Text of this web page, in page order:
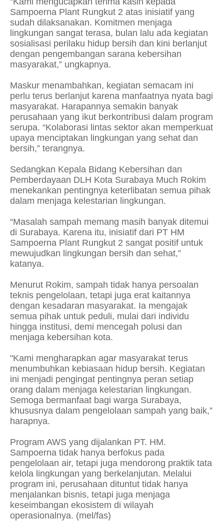
Sampoerna Plant Rungkut 2 atas inisiatif yang
sudah dilaksanakan. Komitmen menjaga
lingkungan sangat terasa, bulan lalu ada kegiatan
sosialisasi perilaku hidup bersih dan kini berlanjut
dengan pengembangan sarana kebersihan
masyarakat,” ungkapnya.
Maskur menambahkan, kegiatan semacam ini
perlu terus berlanjut karena manfaatnya nyata bagi
masyarakat. Harapannya semakin banyak
perusahaan yang ikut berkontribusi dalam program
serupa. “Kolaborasi lintas sektor akan memperkuat
upaya menciptakan lingkungan yang sehat dan
bersih,” terangnya.
Sedangkan Kepala Bidang Kebersihan dan
Pemberdayaan DLH Kota Surabaya Much Rokim
menekankan pentingnya keterlibatan semua pihak
dalam menjaga kelestarian lingkungan.
“Masalah sampah memang masih banyak ditemui
di Surabaya. Karena itu, inisiatif dari PT HM
Sampoerna Plant Rungkut 2 sangat positif untuk
mewujudkan lingkungan bersih dan sehat,”
katanya.
Menurut Rokim, sampah tidak hanya persoalan
teknis pengelolaan, tetapi juga erat kaitannya
dengan kesadaran masyarakat. Ia mengajak
semua pihak untuk peduli, mulai dari individu
hingga institusi, demi mencegah polusi dan
menjaga kebersihan kota.
"Kami mengharapkan agar masyarakat terus
menumbuhkan kebiasaan hidup bersih. Kegiatan
ini menjadi pengingat pentingnya peran setiap
orang dalam menjaga kelestarian lingkungan.
Semoga bermanfaat bagi warga Surabaya,
khususnya dalam pengelolaan sampah yang baik,”
harapnya.
Program AWS yang dijalankan PT. HM.
Sampoerna tidak hanya berfokus pada
pengelolaan air, tetapi juga mendorong praktik tata
kelola lingkungan yang berkelanjutan. Melalui
program ini, perusahaan dituntut tidak hanya
menjalankan bisnis, tetapi juga menjaga
keseimbangan ekosistem di wilayah
operasionalnya. (mel/fas)